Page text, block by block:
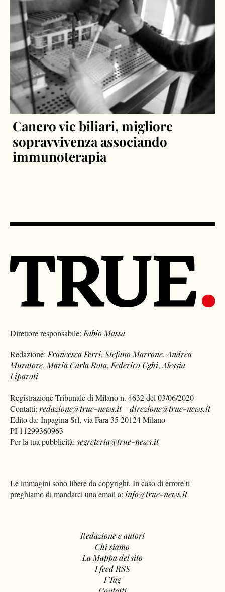
Cancro vie biliari, migliore
sopravvivenza associando
immunoterapia
Direttore responsabile:Fabio Massa
Redazione:Francesca Ferri,Stefano Marrone,Andrea
Muratore,Maria Carla Rota,Federico Ughi,Alessia
Liparoti
Registrazione Tribunale di Milano n. 4632 del 03/06/2020
Contatti:redazione@true-news.it–direzione@true-news.it
Edito da: Inpagina Srl, via Fara 35 20124 Milano
PI 11299360963
Per la tua pubblicità:segreteria@true-news.it
Le immagini sono libere da copyright. In caso di errore ti
preghiamo di mandarci una email a: info@true-news.it
Redazione e autori
Chi siamo
La Mappa del sito
I feed RSS
I Tag